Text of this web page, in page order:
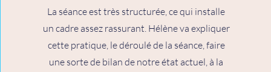
La séance est très structurée, ce qui installe
un cadre assez rassurant. Hélène va expliquer
cette pratique, le déroulé de la séance, faire
une sorte de bilan de notre état actuel, à la